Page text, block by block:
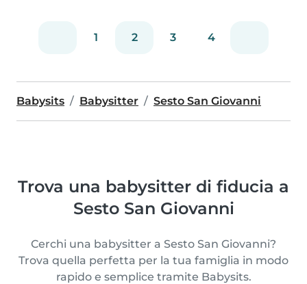
1 2 3 4
Babysits Babysitter Sesto San Giovanni
Trova una babysitter di fiducia a
Sesto San Giovanni
Cerchi una babysitter a Sesto San Giovanni?
Trova quella perfetta per la tua famiglia in modo
rapido e semplice tramite Babysits.